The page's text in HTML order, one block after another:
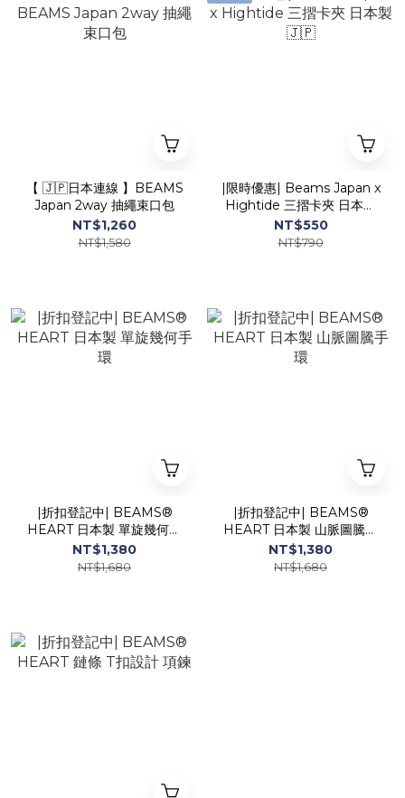
【 🇯🇵日本連線 】BEAMS
Japan 2way 抽繩束口包
NT$1,260
NT$1,580
|限時優惠| Beams Japan x
Hightide 三摺卡夾 日本製
🇯🇵
NT$550
NT$790
|折扣登記中| BEAMS®
HEART 日本製 單旋幾何手
環
NT$1,380
NT$1,680
|折扣登記中| BEAMS®
HEART 日本製 山脈圖騰手
環
NT$1,380
NT$1,680